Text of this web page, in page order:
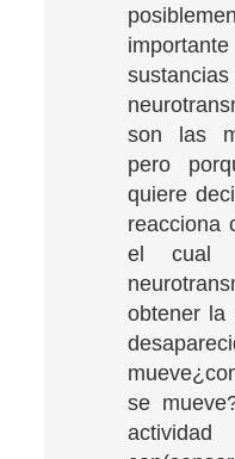
son las
pero
quiere
reacciona
el cual
obtener la
se